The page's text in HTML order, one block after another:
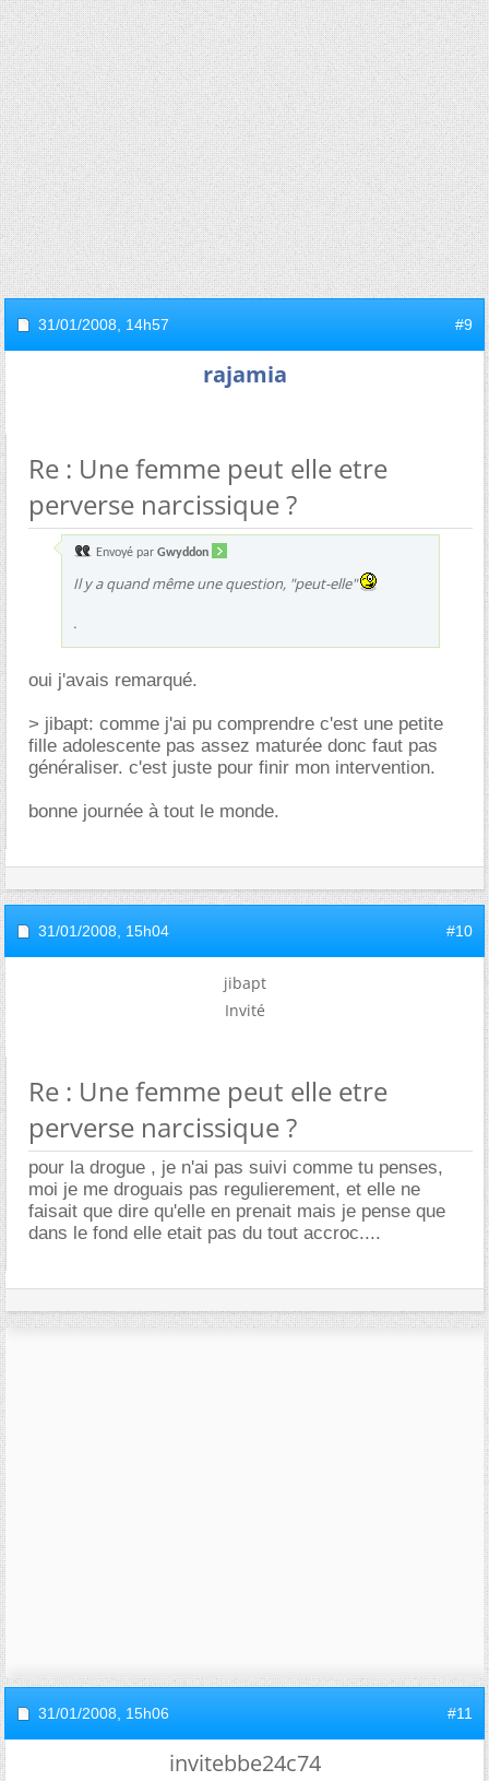
31/01/2008, 14h57 #9
rajamia
Re : Une femme peut elle etre
perverse narcissique ?
Envoyé par Gwyddon
Il y a quand même une question, "peut-elle"
.
oui j'avais remarqué.
> jibapt: comme j'ai pu comprendre c'est une petite
fille adolescente pas assez maturée donc faut pas
généraliser. c'est juste pour finir mon intervention.
bonne journée à tout le monde.
31/01/2008, 15h04 #10
jibapt
Invité
Re : Une femme peut elle etre
perverse narcissique ?
pour la drogue , je n'ai pas suivi comme tu penses,
moi je me droguais pas regulierement, et elle ne
faisait que dire qu'elle en prenait mais je pense que
dans le fond elle etait pas du tout accroc....
31/01/2008, 15h06 #11
invitebbe24c74